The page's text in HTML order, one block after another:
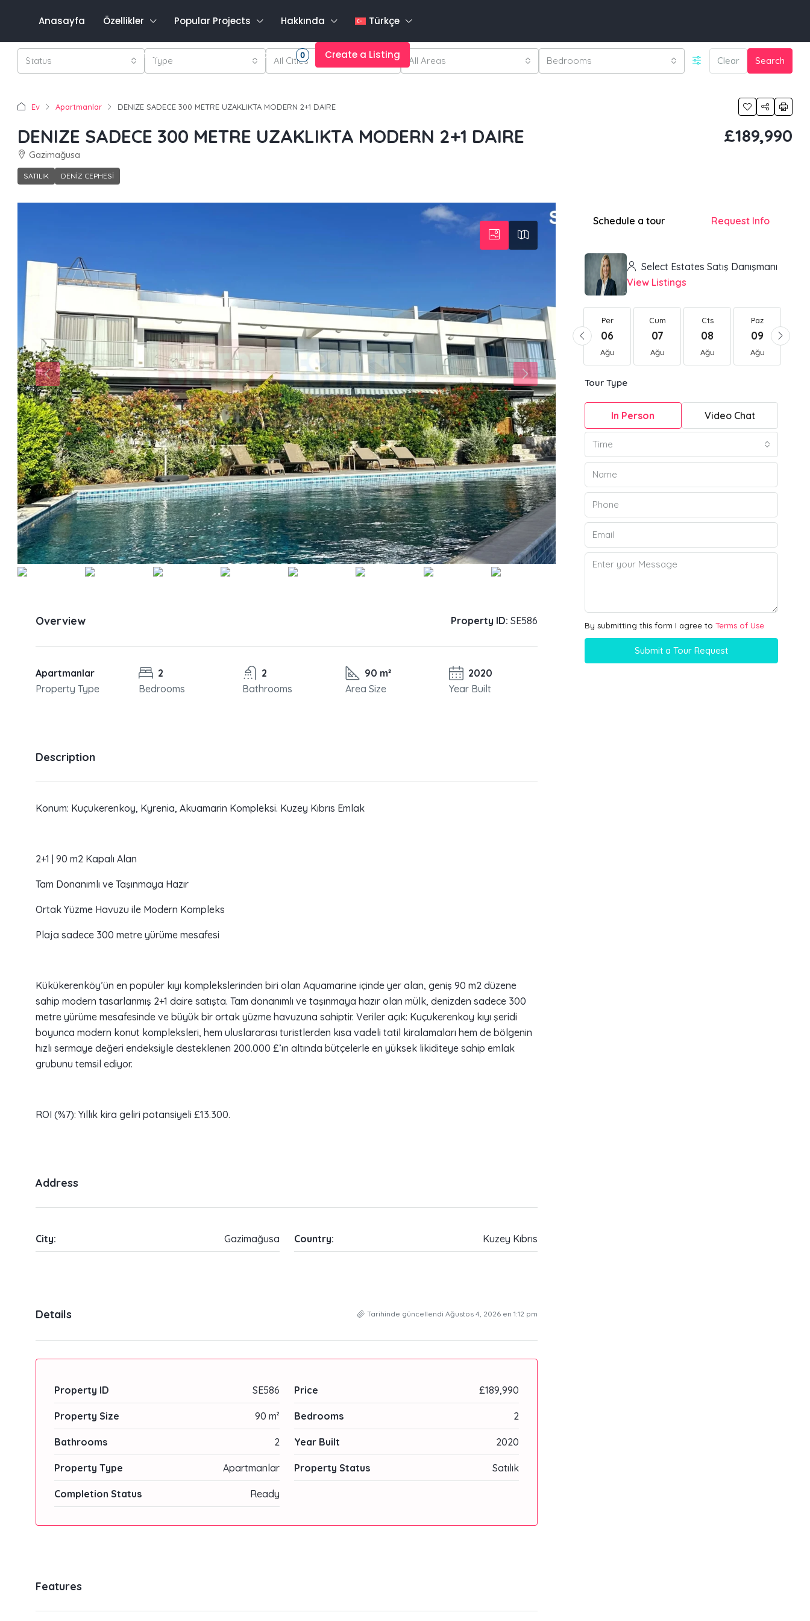
Anasayfa Özellikler Popular Projects Hakkında Türkçe
Oturum aç Favorites 0 Create a Listing
Status Type All Cities All Areas Bedrooms Clear Search
Ev Apartmanlar DENIZE SADECE 300 METRE UZAKLIKTA MODERN 2+1 DAIRE
DENIZE SADECE 300 METRE UZAKLIKTA MODERN 2+1 DAIRE
Gazimağusa
SATILIK DENIZ CEPHESI
£189,990
Overview Property ID: SE586
Apartmanlar
Property Type
2
Bedrooms
2
Bathrooms
90 m²
Area Size
2020
Year Built
Description
Konum: Kuçukerenkoy, Kyrenia, Akuamarin Kompleksi. Kuzey Kıbrıs Emlak
2+1 | 90 m2 Kapalı Alan
Tam Donanımlı ve Taşınmaya Hazır
Ortak Yüzme Havuzu ile Modern Kompleks
Plaja sadece 300 metre yürüme mesafesi
Kükükerenköy’ün en popüler kıyı komplekslerinden biri olan Aquamarine içinde yer alan, geniş 90 m2 düzene
sahip modern tasarlanmış 2+1 daire satışta. Tam donanımlı ve taşınmaya hazır olan mülk, denizden sadece 300
metre yürüme mesafesinde ve büyük bir ortak yüzme havuzuna sahiptir. Veriler açık: Kuçukerenkoy kıyı şeridi
boyunca modern konut kompleksleri, hem uluslararası turistlerden kısa vadeli tatil kiralamaları hem de bölgenin
hızlı sermaye değeri endeksiyle desteklenen 200.000 £’ın altında bütçelerle en yüksek likiditeye sahip emlak
grubunu temsil ediyor.
ROI (%7): Yıllık kira geliri potansiyeli £13.300.
Address
City: Gazimağusa Country: Kuzey Kıbrıs
Details Tarihinde güncellendi Ağustos 4, 2026 en 1:12 pm
Property ID SE586 Price £189,990
Property Size 90 m² Bedrooms 2
Bathrooms 2 Year Built 2020
Property Type Apartmanlar Property Status Satılık
Completion Status Ready
Features
Schedule a tour Request Info
Select Estates Satış Danışmanı
View Listings
Pts
17
Ağu
Sal
18
Ağu
Çar
19
Ağu
20
Ağu
Per
06
Ağu
Cum
07
Ağu
Cts
08
Ağu
Paz
09
Ağu
Tour Type
In Person Video Chat
Time
By submitting this form I agree to Terms of Use
Submit a Tour Request